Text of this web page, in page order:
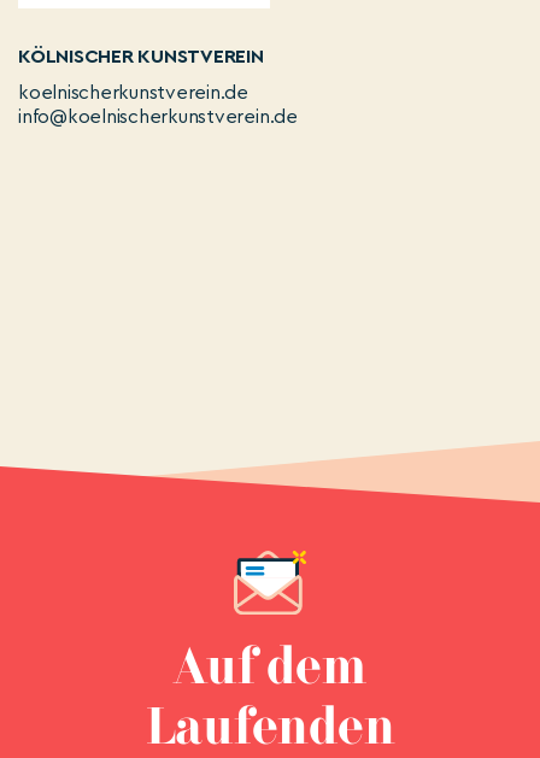
KÖLNISCHER KUNSTVEREIN
koelnischerkunstverein.de
info@koelnischerkunstverein.de
Auf dem
Laufenden